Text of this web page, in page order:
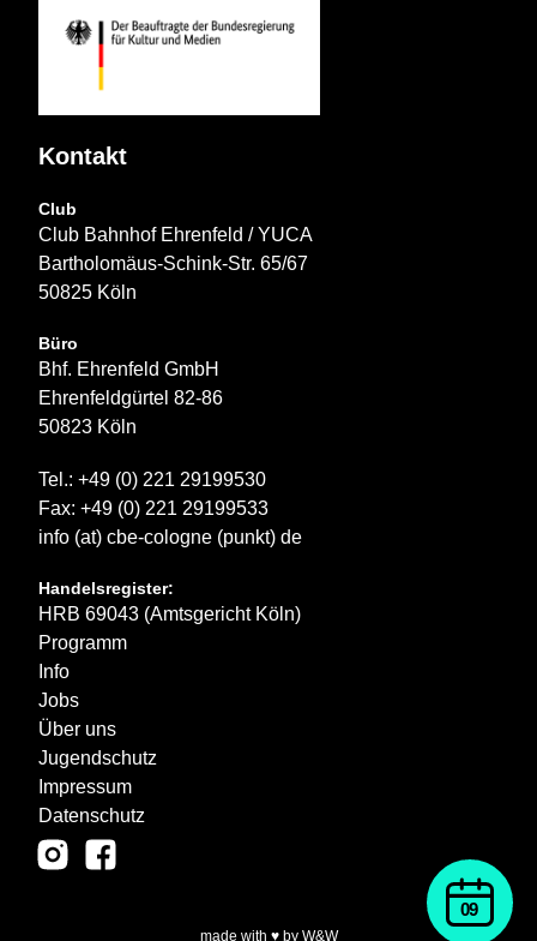
09
Kontakt
Club
Club Bahnhof Ehrenfeld / YUCA
Bartholomäus-Schink-Str. 65/67
50825 Köln
Büro
Bhf. Ehrenfeld GmbH
Ehrenfeldgürtel 82-86
50823 Köln
Tel.: +49 (0) 221 29199530
Fax: +49 (0) 221 29199533
info (at) cbe-cologne (punkt) de
Handelsregister:
HRB 69043 (Amtsgericht Köln)
Programm
Info
Jobs
Über uns
Jugendschutz
Impressum
Datenschutz
made with ♥ by W&W